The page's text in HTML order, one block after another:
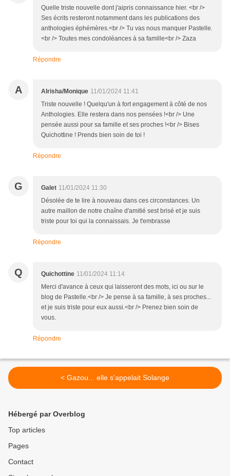
Quelle triste nouvelle dont j'aipris connaissance hier. <br />
Ses écrits resteront notamment dans les publications des
anthologies éphémères.<br /> Tu vas nous manquer Pastelle.
<br /> Toutes mes condoléances à sa famille<br /> Zaza
Répondre
A Alrisha/Monique 11/01/2024 11:41
Triste nouvelle ! Quelqu'un à fort engagement à côté de nos
Anthologies. Elle restera dans nos pensées !<br /> Une
pensée aussi pour sa famille et ses proches !<br /> Bises
Quichottine ! Prends bien soin de toi !
Répondre
G Galet 11/01/2024 11:30
Désolée de te lire à nouveau dans ces circonstances. Un
autre maillon de notre chaîne d'amitié sest brisé et je suis
triste pour toi qui la connaissais. Je t'embrasse
Répondre
Q Quichottine 11/01/2024 11:14
Merci d'avance à ceux qui laisseront des mots, ici ou sur le
blog de Pastelle.<br /> Je pense à sa famille, à ses proches...
et je suis triste pour eux aussi.<br /> Prenez bien soin de
vous.
Répondre
< Gazou... elle s'appelait Solange
Hébergé par Overblog
Top articles
Pages
Contact